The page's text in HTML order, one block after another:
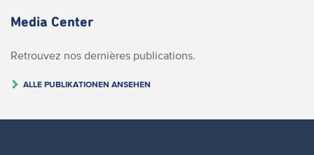
Media Center
Retrouvez nos dernières publications.
ALLE PUBLIKATIONEN ANSEHEN